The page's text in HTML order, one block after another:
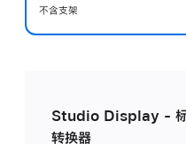
不含支架
Studio Display - 标
转换器